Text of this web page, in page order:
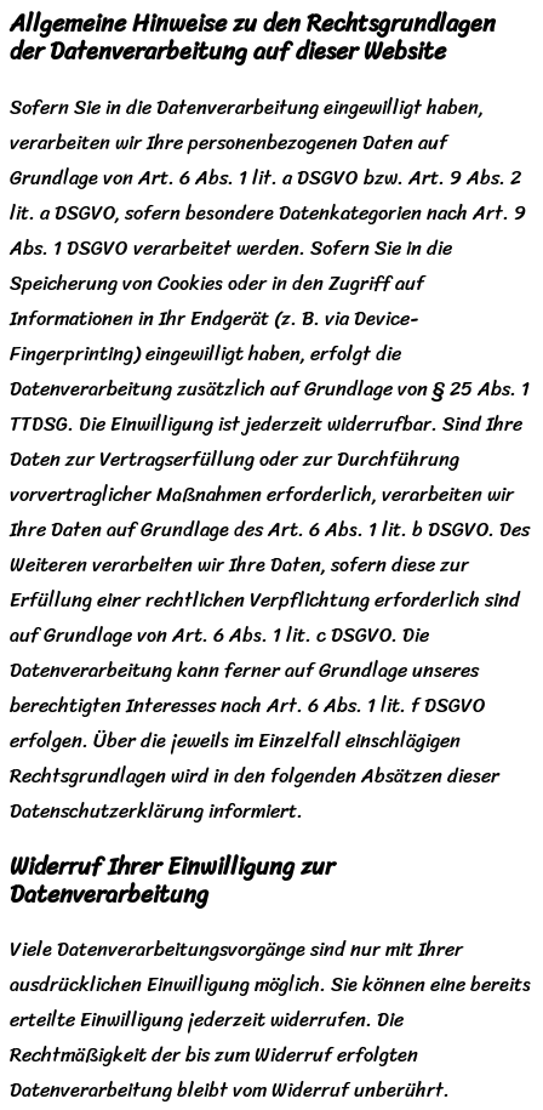
Allgemeine Hinweise zu den Rechtsgrundlagen
der Datenverarbeitung auf dieser Website
Sofern Sie in die Datenverarbeitung eingewilligt haben,
verarbeiten wir Ihre personenbezogenen Daten auf
Grundlage von Art. 6 Abs. 1 lit. a DSGVO bzw. Art. 9 Abs. 2
lit. a DSGVO, sofern besondere Datenkategorien nach Art. 9
Abs. 1 DSGVO verarbeitet werden. Sofern Sie in die
Speicherung von Cookies oder in den Zugriff auf
Informationen in Ihr Endgerät (z. B. via Device-
Fingerprinting) eingewilligt haben, erfolgt die
Datenverarbeitung zusätzlich auf Grundlage von § 25 Abs. 1
TTDSG. Die Einwilligung ist jederzeit widerrufbar. Sind Ihre
Daten zur Vertragserfüllung oder zur Durchführung
vorvertraglicher Maßnahmen erforderlich, verarbeiten wir
Ihre Daten auf Grundlage des Art. 6 Abs. 1 lit. b DSGVO. Des
Weiteren verarbeiten wir Ihre Daten, sofern diese zur
Erfüllung einer rechtlichen Verpflichtung erforderlich sind
auf Grundlage von Art. 6 Abs. 1 lit. c DSGVO. Die
Datenverarbeitung kann ferner auf Grundlage unseres
berechtigten Interesses nach Art. 6 Abs. 1 lit. f DSGVO
erfolgen. Über die jeweils im Einzelfall einschlägigen
Rechtsgrundlagen wird in den folgenden Absätzen dieser
Datenschutzerklärung informiert.
Widerruf Ihrer Einwilligung zur
Datenverarbeitung
Viele Datenverarbeitungsvorgänge sind nur mit Ihrer
ausdrücklichen Einwilligung möglich. Sie können eine bereits
erteilte Einwilligung jederzeit widerrufen. Die
Rechtmäßigkeit der bis zum Widerruf erfolgten
Datenverarbeitung bleibt vom Widerruf unberührt.